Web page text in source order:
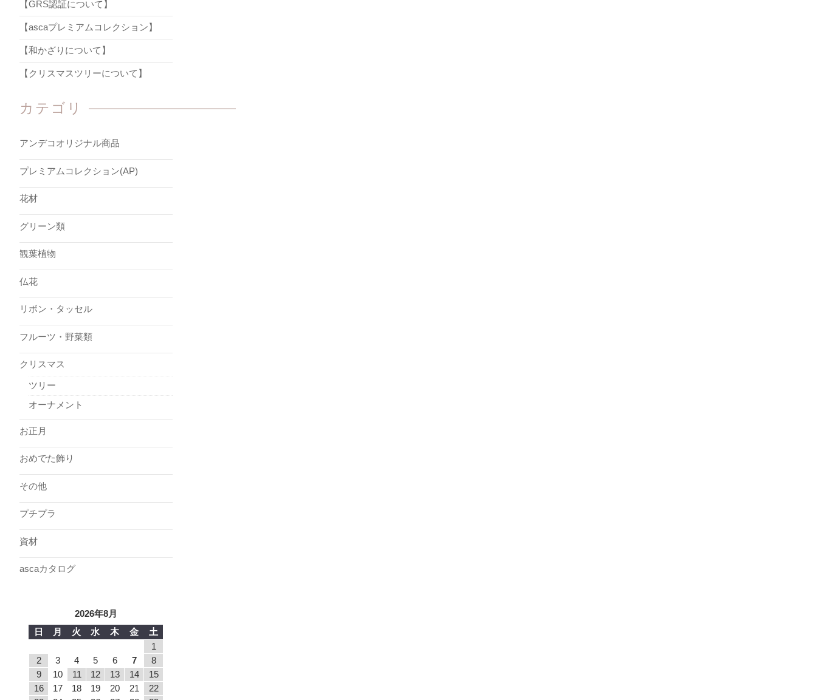
【GRS認証について】
【ascaプレミアムコレクション】
【和かざりについて】
【クリスマスツリーについて】
カテゴリ
アンデコオリジナル商品
プレミアムコレクション(AP)
花材
グリーン類
観葉植物
仏花
リボン・タッセル
フルーツ・野菜類
クリスマス
ツリー
オーナメント
お正月
おめでた飾り
その他
プチプラ
資材
ascaカタログ
2026年8月
日
月 火 水 木 金
土
1
2
3 4 5 6 7
8
9
10 11 12 13 14
15
16
17 18 19 20 21
22